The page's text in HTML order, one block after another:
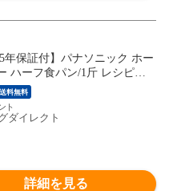
5年保証付】パナソニック ホー
ハーフ食パン/1斤 レシピブ
ト SD-MT4-W
送料無料
ダイレクト
詳細を見る